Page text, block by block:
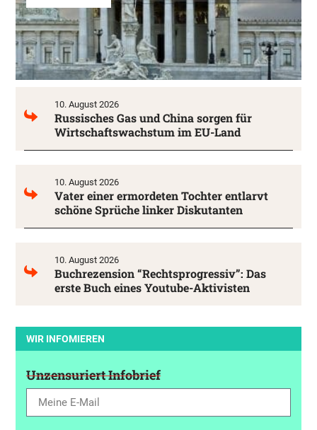
10. August 2026
Russisches Gas und China sorgen für
Wirtschaftswachstum im EU-Land
10. August 2026
Vater einer ermordeten Tochter entlarvt
schöne Sprüche linker Diskutanten
10. August 2026
Buchrezension “Rechtsprogressiv”: Das
erste Buch eines Youtube-Aktivisten
WIR INFOMIEREN
Unzensuriert Infobrief